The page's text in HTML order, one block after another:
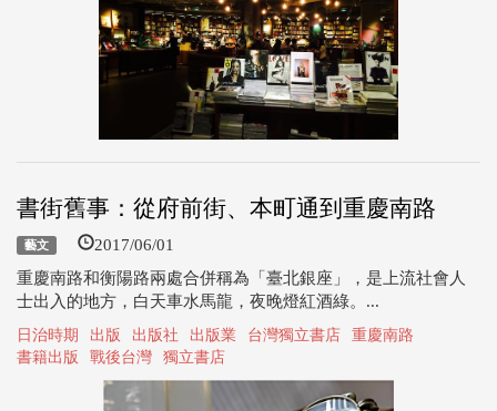
書街舊事：從府前街、本町通到重慶南路
藝文 2017/06/01
重慶南路和衡陽路兩處合併稱為「臺北銀座」，是上流社會人
士出入的地方，白天車水馬龍，夜晚燈紅酒綠。...
日治時期 出版 出版社 出版業 台灣獨立書店
重慶南路
書籍出版
戰後台灣 獨立書店